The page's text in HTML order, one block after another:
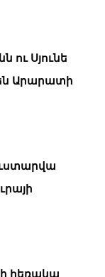
ու Սյունե
Արարատի
հեռակա